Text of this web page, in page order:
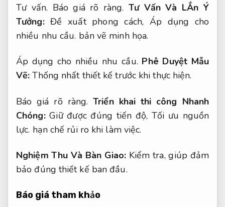
Tư vấn. Báo giá rõ ràng. Tư Vấn Và LẮn Ý
Tưởng:Đề xuất phong cách, Áp dụng cho
nhiều nhu cầu. bản vẽ minh họa.
Áp dụng cho nhiều nhu cầu. Phê Duyệt Mẫu
Vẽ: Thống nhất thiết kế trước khi thực hiện.
Báo giá rõ ràng. Triển khai thi công Nhanh
Chóng:Giữ được đúng tiến độ, Tối ưu nguồn
lực. hạn chế rủi ro khi làm việc.
Nghiệm Thu Và Bàn Giao: Kiểm tra, giúp đảm
bảo đúng thiết kế ban đầu.
Báo giá tham khảo